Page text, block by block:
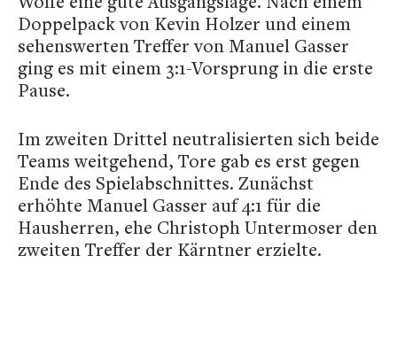
Doppelpack von Kevin Holzer und einem
sehenswerten Treffer von Manuel Gasser
ging es mit einem 3:1-Vorsprung in die erste
Pause.
Im zweiten Drittel neutralisierten sich beide
Teams weitgehend, Tore gab es erst gegen
Ende des Spielabschnittes. Zunächst
erhöhte Manuel Gasser auf 4:1 für die
Hausherren, ehe Christoph Untermoser den
zweiten Treffer der Kärntner erzielte.